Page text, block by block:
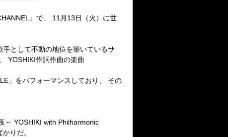
』で、 11月13日（火）に世
として不動の地位を築いているサ
YOSHIKI作詞作曲の楽曲
」をパフォーマンスしており、 その
～ YOSHIKI with Philharmonic
りだ。